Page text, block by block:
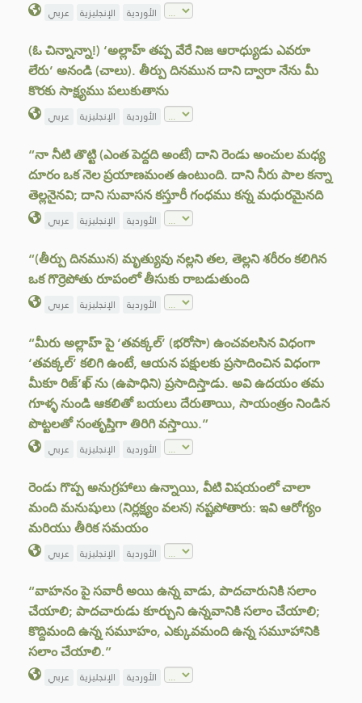
عربي الإنجليزية الأوردية
(ఓ చిన్నాన్నా!) ‘అల్లాహ్ తప్ప వేరే నిజ ఆరాధ్యుడు ఎవరూ
లేరు’ అనండి (చాలు). తీర్పు దినమున దాని ద్వారా నేను మీ
కొరకు సాక్ష్యము పలుకుతాను
عربي الإنجليزية الأوردية
“నా నీటి తొట్టి (ఎంత పెద్దది అంటే) దాని రెండు అంచుల మధ్య
దూరం ఒక నెల ప్రయాణమంత ఉంటుంది. దాని నీరు పాల కన్నా
తెల్లనైనవి; దాని సువాసన కస్తూరీ గంధము కన్న మధురమైనది
عربي الإنجليزية الأوردية
“(తీర్పు దినమున) మృత్యువు నల్లని తల, తెల్లని శరీరం కలిగిన
ఒక గొర్రెపోతు రూపంలో తీసుకు రాబడుతుంది
عربي الإنجليزية الأوردية
“మీరు అల్లాహ్ పై ‘తవక్కల్’ (భరోసా) ఉంచవలసిన విధంగా
‘తవక్కల్’ కలిగి ఉంటే, ఆయన పక్షులకు ప్రసాదించిన విధంగా
మీకూ రిజ్’ఖ్ ను (ఉపాధిని) ప్రసాదిస్తాడు. అవి ఉదయం తమ
గూళ్ళ నుండి ఆకలితో బయలు దేరుతాయి, సాయంత్రం నిండిన
పొట్టలతో సంతృప్తిగా తిరిగి వస్తాయి.”
عربي الإنجليزية الأوردية
రెండు గొప్ప అనుగ్రహాలు ఉన్నాయి, వీటి విషయంలో చాలా
మంది మనుషులు (నిర్లక్ష్యం వలన) నష్టపోతారు: ఇవి ఆరోగ్యం
మరియు తీరిక సమయం
عربي الإنجليزية الأوردية
“వాహనం పై సవారీ అయి ఉన్న వాడు, పాదచారునికి సలాం
చేయాలి; పాదచారుడు కూర్చుని ఉన్నవానికి సలాం చేయాలి;
కొద్దిమంది ఉన్న సమూహం, ఎక్కువమంది ఉన్న సమూహానికి
సలాం చేయాలి.”
عربي الإنجليزية الأوردية